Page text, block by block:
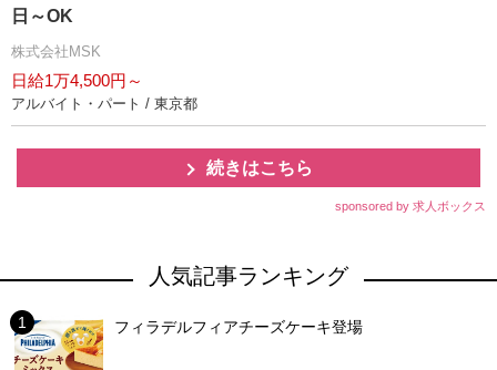
日～OK
株式会社MSK
日給1万4,500円～
アルバイト・パート / 東京都
続きはこちら
sponsored by 求人ボックス
人気記事ランキング
フィラデルフィアチーズケーキ登場